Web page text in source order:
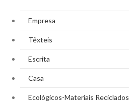
Empresa
Têxteis
Escrita
Casa
Ecológicos-Materiais Reciclados